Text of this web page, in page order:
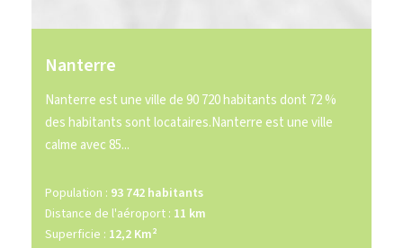
Nanterre
Nanterre est une ville de 90 720 habitants dont 72 %
des habitants sont locataires.Nanterre est une ville
calme avec 85...
Population : 93 742 habitants
Distance de l'aéroport : 11 km
Superficie : 12,2 Km²